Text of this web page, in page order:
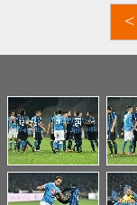
<